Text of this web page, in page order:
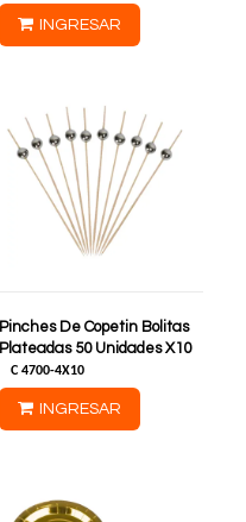
INGRESAR
Pinches De Copetin Bolitas
Plateadas 50 Unidades X10
C 4700-4X10
INGRESAR